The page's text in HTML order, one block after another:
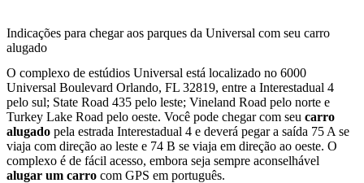
Indicações para chegar aos parques da Universal com seu carro
alugado
O complexo de estúdios Universal está localizado no 6000
Universal Boulevard Orlando, FL 32819, entre a Interestadual 4
pelo sul; State Road 435 pelo leste; Vineland Road pelo norte e
Turkey Lake Road pelo oeste. Você pode chegar com seu carro
alugado pela estrada Interestadual 4 e deverá pegar a saída 75 A se
viaja com direção ao leste e 74 B se viaja em direção ao oeste. O
complexo é de fácil acesso, embora seja sempre aconselhável
alugar um carro com GPS em português.